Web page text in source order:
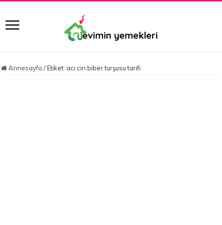
Annesayfa / Etiket: acı cin biber turşusu tarifi